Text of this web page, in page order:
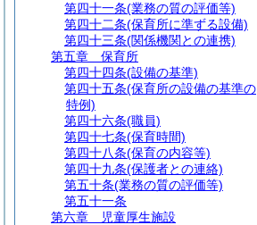
第四十一条(業務の質の評価等)
第四十二条(保育所に準ずる設備)
第四十三条(関係機関との連携)
第五章
保育所
第四十四条(設備の基準)
第四十五条(保育所の設備の基準の
特例)
第四十六条(職員)
第四十七条(保育時間)
第四十八条(保育の内容等)
第四十九条(保護者との連絡)
第五十条(業務の質の評価等)
第五十一条
第六章
児童厚生施設